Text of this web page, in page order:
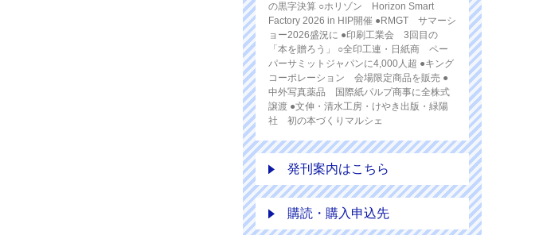
の黒字決算 ○ホリゾン Horizon Smart
Factory 2026 in HIP開催 ●RMGT サマーシ
ョー2026盛況に ●印刷工業会 3回目の
「本を贈ろう」 ○全印工連・日紙商 ペー
パーサミットジャパンに4,000人超 ●キング
コーポレーション 会場限定商品を販売 ●
中外写真薬品 国際紙パルプ商事に全株式
譲渡 ●文伸・清水工房・けやき出版・緑陽
社 初の本づくりマルシェ
発刊案内はこちら
購読・購入申込先